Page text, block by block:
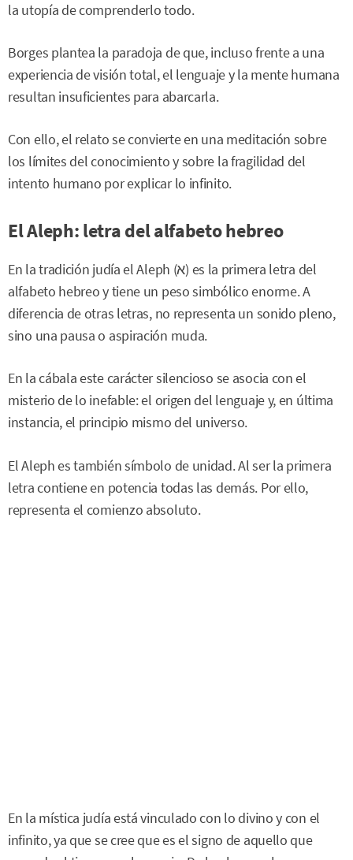
la utopía de comprenderlo todo.
Borges plantea la paradoja de que, incluso frente a una
experiencia de visión total, el lenguaje y la mente humana
resultan insuficientes para abarcarla.
Con ello, el relato se convierte en una meditación sobre
los límites del conocimiento y sobre la fragilidad del
intento humano por explicar lo infinito.
El Aleph: letra del alfabeto hebreo
En la tradición judía el Aleph (א) es la primera letra del
alfabeto hebreo y tiene un peso simbólico enorme. A
diferencia de otras letras, no representa un sonido pleno,
sino una pausa o aspiración muda.
En la cábala este carácter silencioso se asocia con el
misterio de lo inefable: el origen del lenguaje y, en última
instancia, el principio mismo del universo.
El Aleph es también símbolo de unidad. Al ser la primera
letra contiene en potencia todas las demás. Por ello,
representa el comienzo absoluto.
En la mística judía está vinculado con lo divino y con el
infinito, ya que se cree que es el signo de aquello que